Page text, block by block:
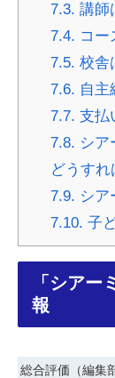
7.3. 講師
7.4. コー
7.5. 校舎
7.6. 自主
7.7. 支払
7.8. シア
どうすれ
7.9. シア
7.10. 子
「シアー
報
総合評価（編集